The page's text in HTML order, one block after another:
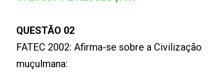
QUESTÃO 02
FATEC 2002: Afirma-se sobre a Civilização
muçulmana: